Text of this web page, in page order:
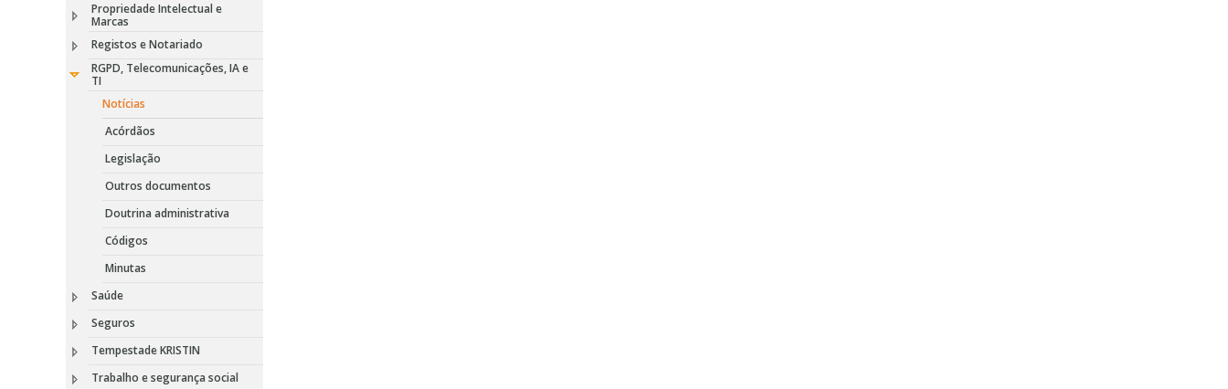
Propriedade Intelectual e
Marcas
Registos e Notariado
RGPD, Telecomunicações, IA e
TI
Notícias
Acórdãos
Legislação
Outros documentos
Doutrina administrativa
Códigos
Minutas
Saúde
Seguros
Tempestade KRISTIN
Trabalho e segurança social